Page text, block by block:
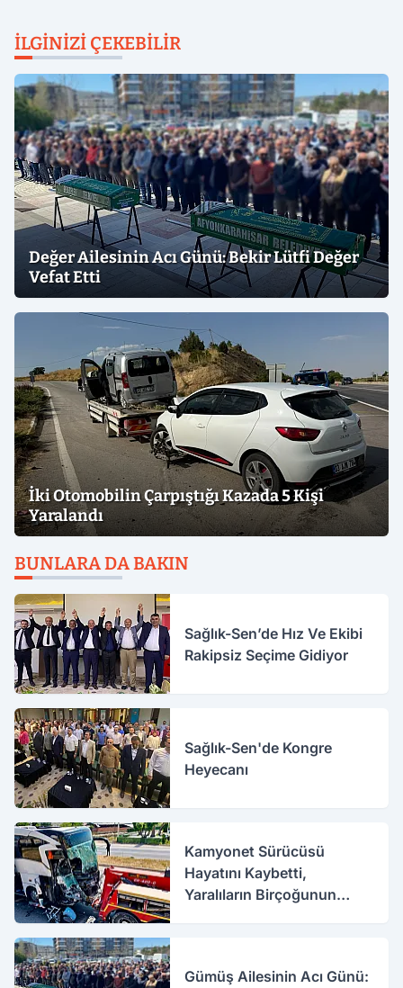
İLGINIZI ÇEKEBILIR
Değer Ailesinin Acı Günü: Bekir Lütfi Değer
Vefat Etti
İki Otomobilin Çarpıştığı Kazada 5 Kişi
Yaralandı
BUNLARA DA BAKIN
Sağlık-Sen’de Hız Ve Ekibi
Rakipsiz Seçime Gidiyor
Sağlık-Sen'de Kongre
Heyecanı
Kamyonet Sürücüsü
Hayatını Kaybetti,
Yaralıların Birçoğunun
Gümüş Ailesinin Acı Günü: